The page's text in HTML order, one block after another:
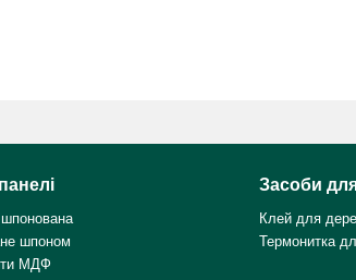
шпоном
МДФ
Засоби
Клей для
Термонитка